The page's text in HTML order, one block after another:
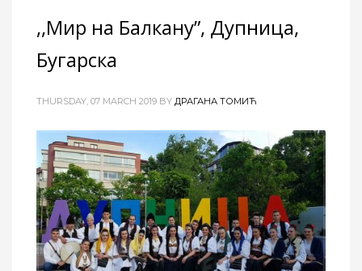
,,Мир на Балкану”, Дупница,
Бугарска
THURSDAY, 07 MARCH 2019 BY ДРАГАНА ТОМИЋ